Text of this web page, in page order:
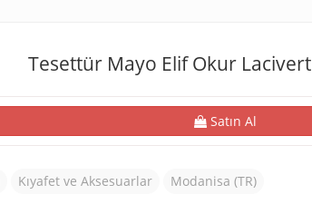
Tesettür Mayo Elif Okur Lacivert
Satın Al
Kıyafet ve Aksesuarlar Modanisa (TR)